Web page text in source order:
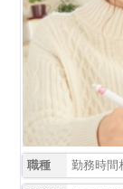
職種 勤務時間